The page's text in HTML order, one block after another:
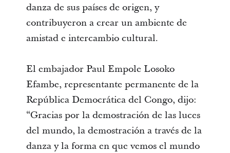
danza de sus países de origen, y
contribuyeron a crear un ambiente de
amistad e intercambio cultural.
El embajador Paul Empole Losoko
Efambe, representante permanente de la
República Democrática del Congo, dijo:
“Gracias por la demostración de las luces
del mundo, la demostración a través de la
danza y la forma en que vemos el mundo